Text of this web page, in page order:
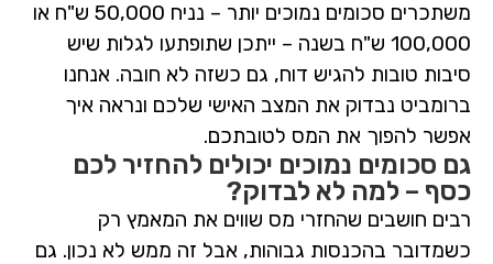
משתכרים סכומים נמוכים יותר – נניח 50,000 ש"ח
או
100,000 ש"ח
בשנה – ייתכן שתופתעו לגלות שיש
סיבות טובות להגיש דוח, גם כשזה לא חובה. אנחנו
ברומביט נבדוק את המצב האישי שלכם ונראה איך
אפשר להפוך את המס לטובתכם.
גם סכומים נמוכים יכולים להחזיר לכם
כסף – למה לא לבדוק?
רבים חושבים שהחזרי מס שווים את המאמץ רק
כשמדובר בהכנסות גבוהות, אבל זה ממש לא נכון. גם